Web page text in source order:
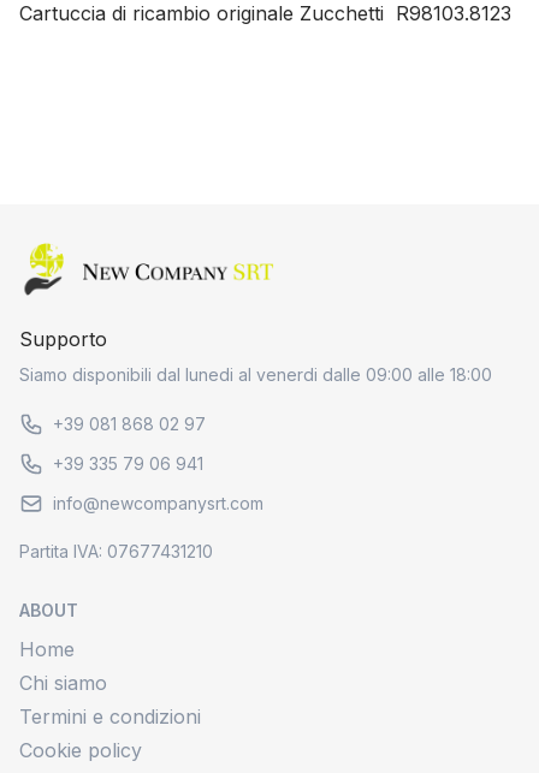
Cartuccia di ricambio originale Zucchetti R98103.8123
Home page
ABOUT
Home
Chi siamo
Termini e condizioni
Cookie policy
Supporto
Siamo disponibili dal lunedi al venerdi dalle 09:00 alle 18:00
+39 081 868 02 97
+39 335 79 06 941
info@newcompanysrt.com
Partita IVA: 07677431210